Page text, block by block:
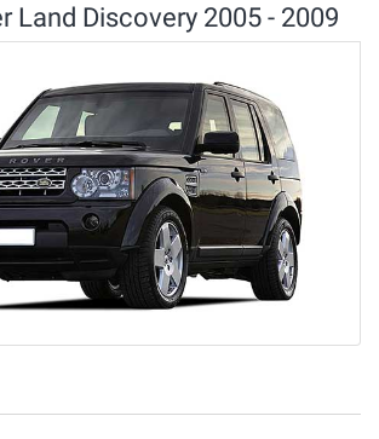
Land Discovery 2005 - 2009